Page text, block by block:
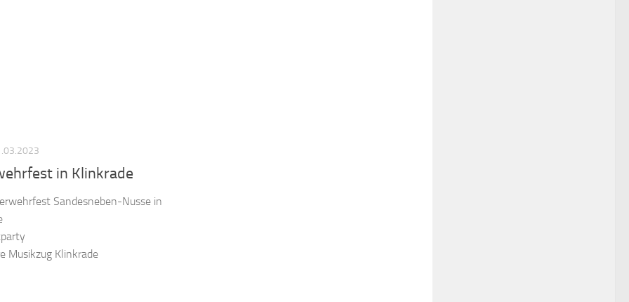
in Klinkrade
Sandesneben-Nusse in
Musikzug Klinkrade